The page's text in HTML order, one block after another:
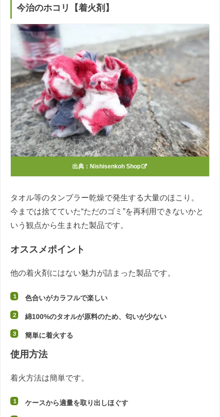
今治のホコリ【着火剤】
出典： Nishisenkoh Shop
タオル等のタンブラー乾燥で発生する大量のほこり。
今までは捨てていた“ただのゴミ”を再利用できないかと
いう観点から生まれた製品です。
オススメポイント
他の着火剤にはない魅力が詰まった製品です。
色合いがカラフルで楽しい
綿100%のタオルが原料のため、匂いが少ない
簡単に着火する
使用方法
着火方法は簡単です。
ケースから適量を取り出しほぐす